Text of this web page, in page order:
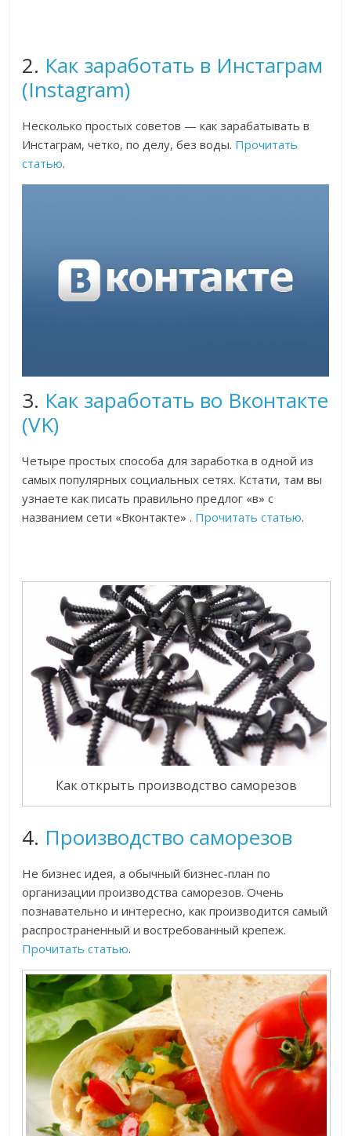
2. Как заработать в Инстаграм
(Instagram)
Несколько простых советов — как зарабатывать в
Инстаграм, четко, по делу, без воды. Прочитать
статью.
3. Как заработать во Вконтакте
(VK)
Четыре простых способа для заработка в одной из
самых популярных социальных сетях. Кстати, там вы
узнаете как писать правильно предлог «в» с
названием сети «Вконтакте» . Прочитать статью.
Как открыть производство саморезов
4. Производство саморезов
Не бизнес идея, а обычный бизнес-план по
организации производства саморезов. Очень
познавательно и интересно, как производится самый
распространенный и востребованный крепеж.
Прочитать статью.